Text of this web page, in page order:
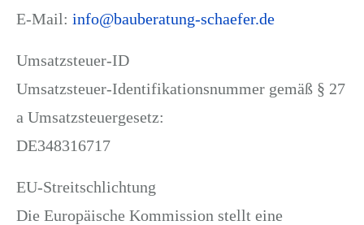
E-Mail: info@bauberatung-schaefer.de
Umsatzsteuer-ID
Umsatzsteuer-Identifikationsnummer gemäß § 27
a Umsatzsteuergesetz:
DE348316717
EU-Streitschlichtung
Die Europäische Kommission stellt eine